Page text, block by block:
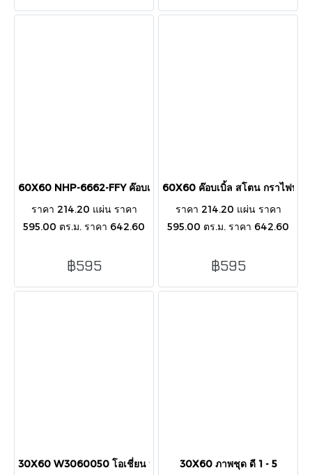
60X60 NHP-6662-FFY ค๊อบเบิ้ล สโตน ครีม MATT
ราคา 214.20 แผ่น ราคา
595.00 ตร.ม. ราคา 642.60
PCS/BOX/1.08 SQ.M.
฿595
60X60 ค๊อบเบิ้ล สโตน กราไฟท์
ราคา 214.20 แผ่น ราคา
595.00 ตร.ม. ราคา 642.60
PCS/BOX/1.08 SQ.M.
฿595
30X60 W3060050 โอเชี่ยน บลู
30X60 ภาพชุด ดี 1 - 5